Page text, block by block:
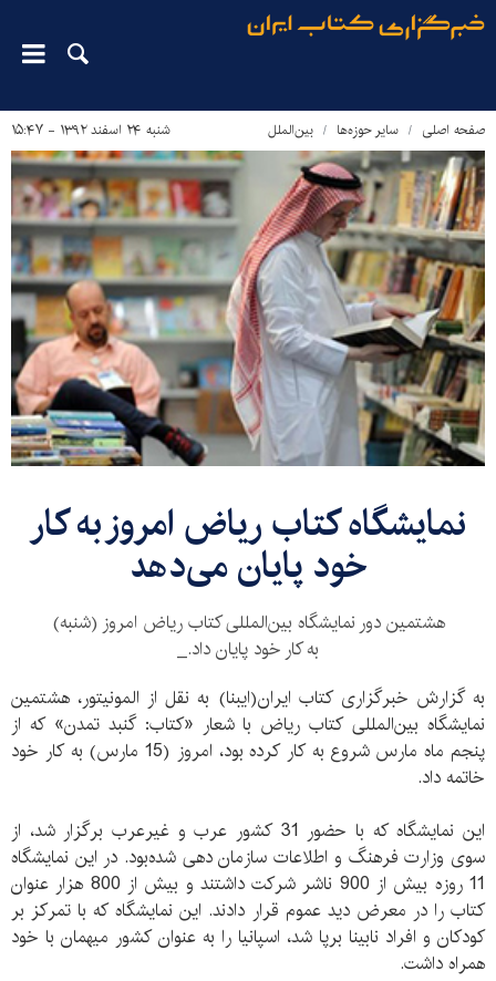
صفحه اصلی سایر حوزه‌ها بین‌الملل شنبه ۲۴ اسفند ۱۳۹۲ - ۱۵:۴۷
نمایشگاه کتاب ریاض امروز به کار
خود پایان می‌دهد
هشتمین دور نمایشگاه بین‌المللی کتاب ریاض امروز (شنبه)
به کار خود پایان داد._
به گزارش خبرگزاری کتاب ایران(ایبنا) به نقل از المونیتور، هشتمین
نمایشگاه بین‌المللی کتاب ریاض با شعار «کتاب: گنبد تمدن» که از
پنجم ماه مارس شروع به کار کرده بود، امروز (15 مارس) به کار خود
خاتمه داد.
این نمایشگاه که با حضور 31 کشور عرب و غیرعرب برگزار شد، از
سوی وزارت فرهنگ و اطلاعات سازمان دهی شده‌بود. در این نمایشگاه
11 روزه بیش از 900 ناشر شرکت داشتند و بیش از 800 هزار عنوان
کتاب را در معرض دید عموم قرار دادند. این نمایشگاه که با تمرکز بر
کودکان و افراد نابینا برپا شد، اسپانیا را به عنوان کشور میهمان با خود
همراه داشت.